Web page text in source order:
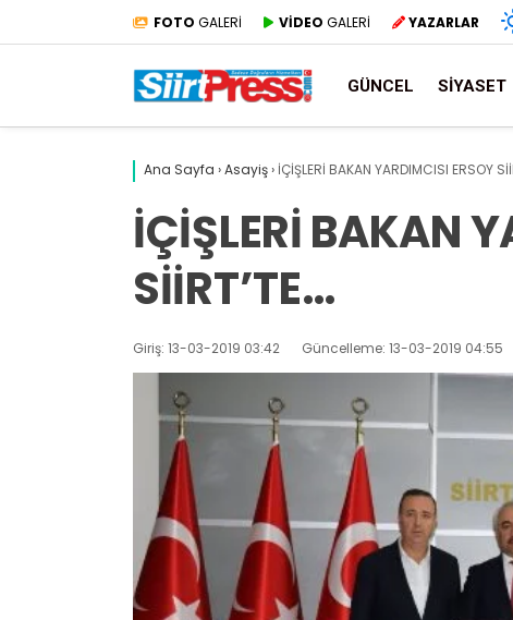
FOTO GALERİ VİDEO GALERİ YAZARLAR
GÜNCEL SIYASET
Ana Sayfa ›Asayiş› İÇİŞLERİ BAKAN YARDIMCISI ERSOY
İÇİŞLERİ BAKAN
SİİRT’TE…
Giriş: 13-03-2019 03:42 Güncelleme: 13-03-2019 04:55